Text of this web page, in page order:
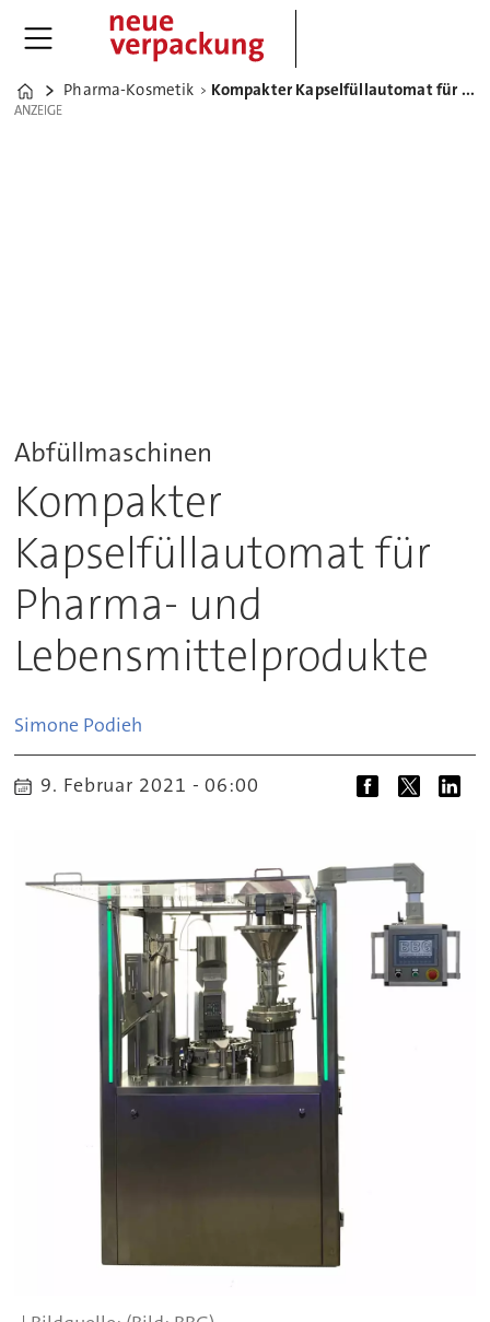
Home
Pharma-Kosmetik Kompakter Kapselfüllautomat für Pharma- und Lebensmittelprodukte
ANZEIGE
ANZEIGE
Abfüllmaschinen
Kompakter
Kapselfüllautomat für
Pharma- und
Lebensmittelprodukte
Simone Podieh
9. Februar 2021 - 06:00